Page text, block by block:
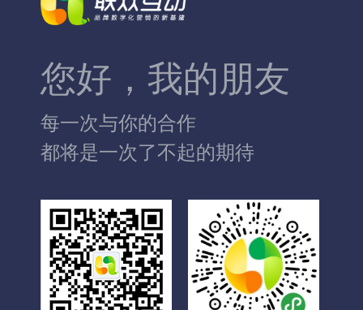
您好，我的朋友
每一次与你的合作
都将是一次了不起的期待